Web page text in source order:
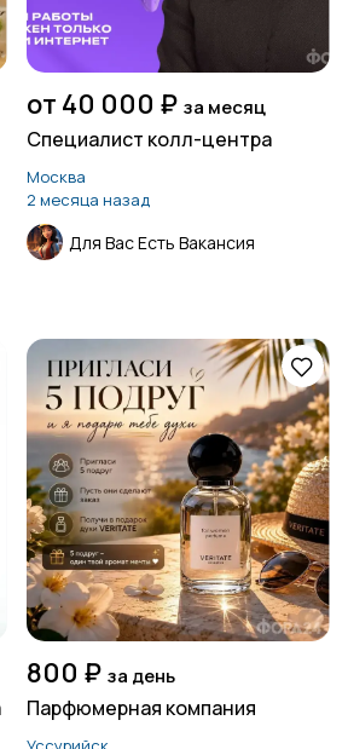
от 40 000 ₽ за месяц
Специалист колл-центра
Москва
2 месяца назад
Для Вас Есть Вакансия
800 ₽ за день
Парфюмерная компания